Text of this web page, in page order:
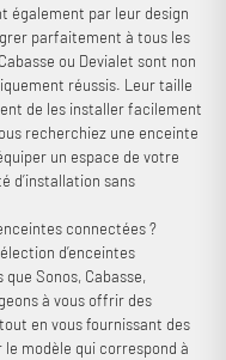
également par leur design
parfaitement à tous les
ou Devialet sont non
réussis. Leur taille
de les installer facilement
recherchiez une enceinte
un espace de votre
d’installation sans
connectées ?
d’enceintes
Sonos, Cabasse,
à vous offrir des
en vous fournissant des
le modèle qui correspond à